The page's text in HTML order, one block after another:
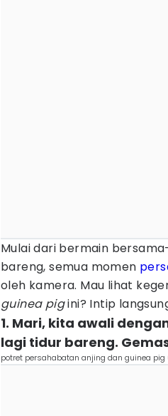
Mulai dari bermain
bareng, semua momen
oleh kamera. Mau lihat
guinea pigini? Intip
1. Mari, kita awali
lagi tidur bareng.
potret persahabatan anjing dan guinea